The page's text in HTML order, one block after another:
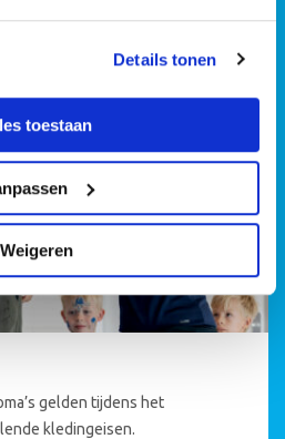
Details tonen
toestaan
Weigeren
gelden tijdens het
kledingeisen.